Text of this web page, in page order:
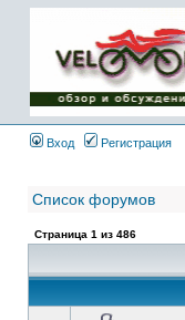
Имя пользователя:
Пароль:
{ LOG_ME_IN_SHORT
}
Вход Регистрация
Список форумов
Страница 1 из 486